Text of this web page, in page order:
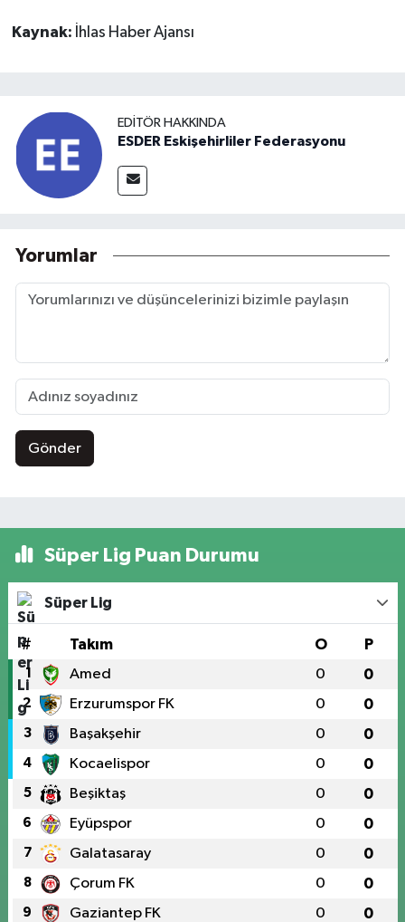
Kaynak: İhlas Haber Ajansı
EDITÖR HAKKINDA
ESDER Eskişehirliler Federasyonu
Yorumlar
Gönder
Süper Lig Puan Durumu
Süper Lig
# Takım O P
1 Amed 0 0
2 Erzurumspor FK 0 0
3 Başakşehir 0 0
4 Kocaelispor 0 0
5 Beşiktaş 0 0
6 Eyüpspor 0 0
7 Galatasaray 0 0
8 Çorum FK 0 0
9 Gaziantep FK 0 0